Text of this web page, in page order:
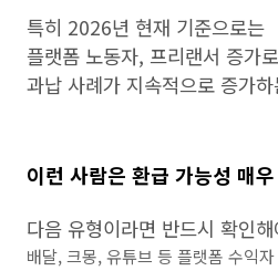
특히 2026년 현재 기준으로는
플랫폼 노동자, 프리랜서 증가
과납 사례가 지속적으로 증가
이런 사람은 환급 가능성 매
다음 유형이라면 반드시 확인
배달, 크몽, 유튜브 등 플랫폼 수익자